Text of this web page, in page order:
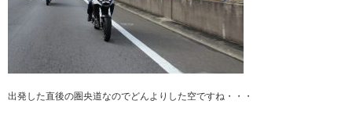
出発した直後の圏央道なのでどんよりした空ですね・・・